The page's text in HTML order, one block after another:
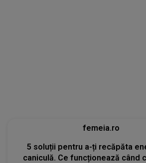
femeia.ro
5 soluții pentru a-ți recăpăta
caniculă. Ce funcționează când